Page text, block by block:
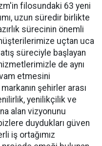
filosundaki 63 yeni
uzun süredir birlikte
sürecinin önemli
uçtan uca
süreciyle başlayan
de aynı
etmesini
şehirler arası
yenilikçilik ve
alan vizyonunu
duydukları güven
iş ortağımız